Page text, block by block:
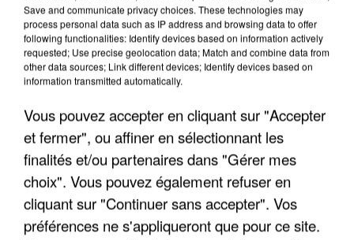
APRÈS TOUTES CES CANICULES, LES REFUGES
DE FAUNE SAUVAGE SONT...
Save and communicate privacy choices. These technologies may
process personal data such as IP address and browsing data to offer
following functionalities: Identify devices based on information actively
requested; Use precise geolocation data; Match and combine data from
other data sources; Link different devices; Identify devices based on
information transmitted automatically.
Vous pouvez accepter en cliquant sur "Accepter
et fermer", ou affiner en sélectionnant les
finalités et/ou partenaires dans "Gérer mes
choix". Vous pouvez également refuser en
cliquant sur "Continuer sans accepter". Vos
préférences ne s'appliqueront que pour ce site.